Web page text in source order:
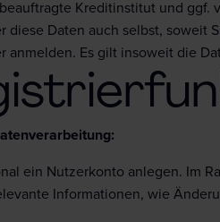
Kreditinstitut und ggf.
diese Daten auch selbst, soweit
anmelden. Es gilt insoweit die
ein Nutzerkonto anlegen. Im
Informationen, wie